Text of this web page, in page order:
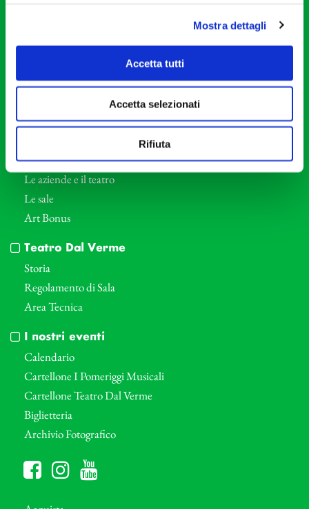
Mostra dettagli
Accetta tutti
Accetta selezionati
Rifiuta
Orchestra I Pomeriggi Musicali
Direttore Artistico
Professori d’Orchestra
Eventi Corporate
Le aziende e il teatro
Le sale
Art Bonus
Teatro Dal Verme
Storia
Regolamento di Sala
Area Tecnica
I nostri eventi
Calendario
Cartellone I Pomeriggi Musicali
Cartellone Teatro Dal Verme
Biglietteria
Archivio Fotografico